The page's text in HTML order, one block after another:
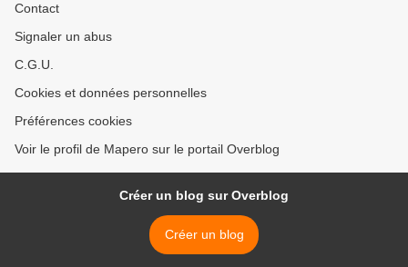
Contact
Signaler un abus
C.G.U.
Cookies et données personnelles
Préférences cookies
Voir le profil de Mapero sur le portail Overblog
Créer un blog sur Overblog
Créer un blog